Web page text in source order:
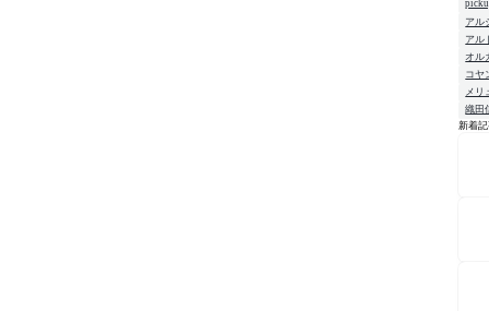
アル
アル
オル
コヤ
メリ
織田
新着